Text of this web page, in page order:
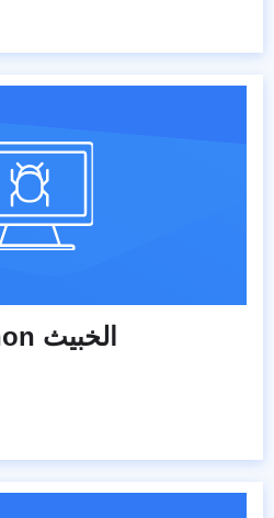
برنامج ZionSiphon الخبيث